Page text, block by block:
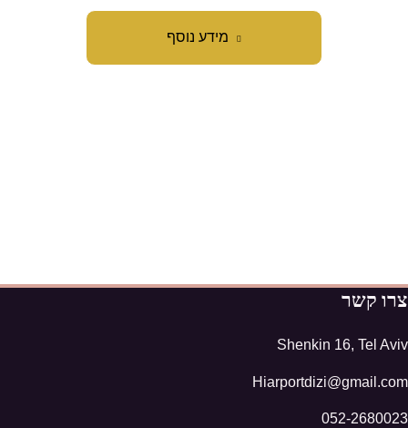
מידע נוסף
צרו קשר
Shenkin 16, Tel Aviv
Hiarportdizi@gmail.com
052-2680023